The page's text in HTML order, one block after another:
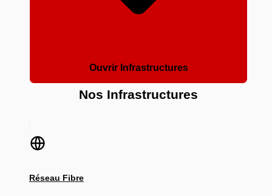
Ouvrir Infrastructures
Nos Infrastructures
Réseau Fibre